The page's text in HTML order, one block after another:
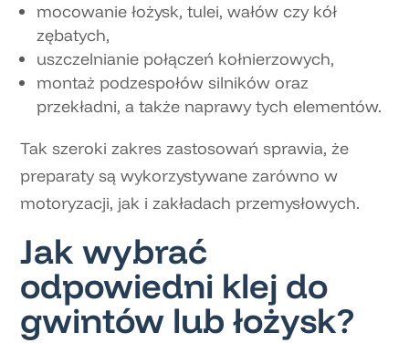
mocowanie łożysk, tulei, wałów czy kół
zębatych,
uszczelnianie połączeń kołnierzowych,
montaż podzespołów silników oraz
przekładni, a także naprawy tych elementów.
Tak szeroki zakres zastosowań sprawia, że
preparaty są wykorzystywane zarówno w
motoryzacji, jak i zakładach przemysłowych.
Jak wybrać
odpowiedni klej do
gwintów lub łożysk?